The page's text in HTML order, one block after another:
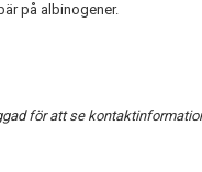
på albinogener.
för att se